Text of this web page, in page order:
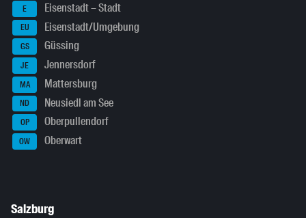
E Eisenstadt – Stadt
EU Eisenstadt/Umgebung
GS Güssing
JE Jennersdorf
MA Mattersburg
ND Neusiedl am See
OP Oberpullendorf
OW Oberwart
Salzburg